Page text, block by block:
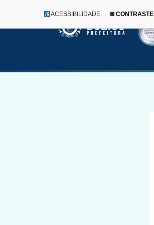
Pular
conteúdo
MenuACESSIBILIDADE: CONTRASTE